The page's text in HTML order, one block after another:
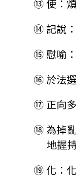
⑬ 使：
⑭ 記說
⑮ 慰喻
⑯ 於法
⑰ 正向
⑱ 為掉
地握
⑲ 化：